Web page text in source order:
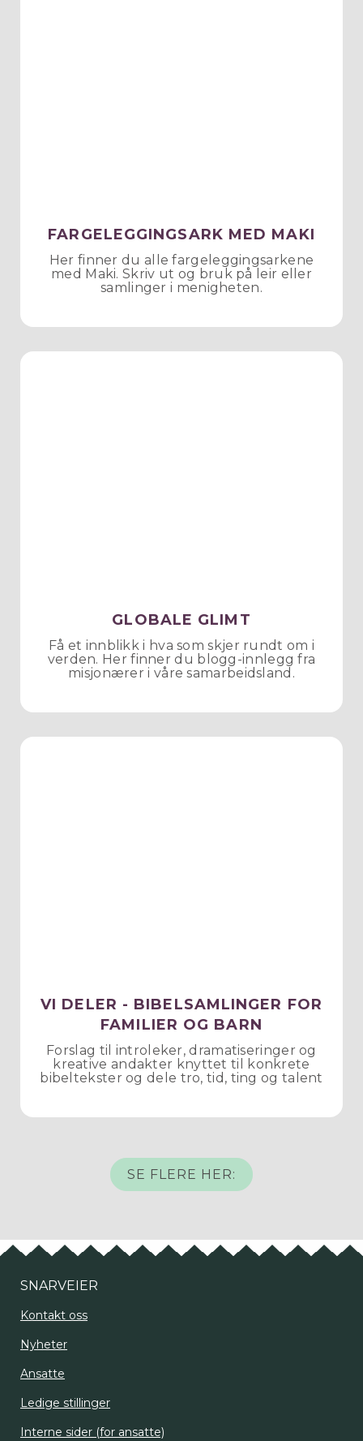
FARGELEGGINGSARK MED MAKI
Her finner du alle fargeleggingsarkene
med Maki. Skriv ut og bruk på leir eller
samlinger i menigheten.
GLOBALE GLIMT
Få et innblikk i hva som skjer rundt om i
verden. Her finner du blogg-innlegg fra
misjonærer i våre samarbeidsland.
VI DELER - BIBELSAMLINGER FOR
FAMILIER OG BARN
Forslag til introleker, dramatiseringer og
kreative andakter knyttet til konkrete
bibeltekster og dele tro, tid, ting og talent
SE FLERE HER:
SNARVEIER
Kontakt oss
Nyheter
Ansatte
Ledige stillinger
Interne sider (for ansatte)